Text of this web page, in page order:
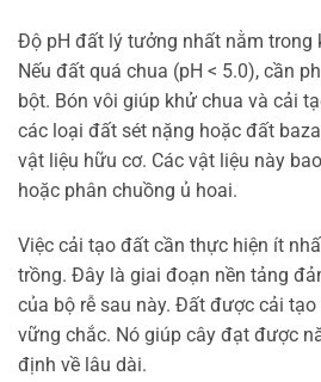
Độ pH đất lý tưởng nhất nằm trong
Nếu đất quá chua (pH < 5.0), cần
bột. Bón vôi giúp khử chua và cải
các loại đất sét nặng hoặc đất
vật liệu hữu cơ. Các vật liệu này
hoặc phân chuồng ủ hoai.
Việc cải tạo đất cần thực hiện ít
trồng. Đây là giai đoạn nền tảng
của bộ rễ sau này. Đất được cải
vững chắc. Nó giúp cây đạt được
định về lâu dài.